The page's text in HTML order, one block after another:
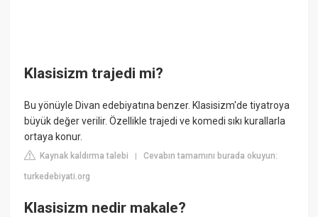
Klasisizm trajedi mi?
Bu yönüyle Divan edebiyatına benzer. Klasisizm'de tiyatroya
büyük değer verilir. Özellikle trajedi ve komedi sıkı kurallarla
ortaya konur.
Kaynak kaldırma talebi |Cevabın tamamını burada okuyun:
turkedebiyati.org
Klasisizm nedir makale?